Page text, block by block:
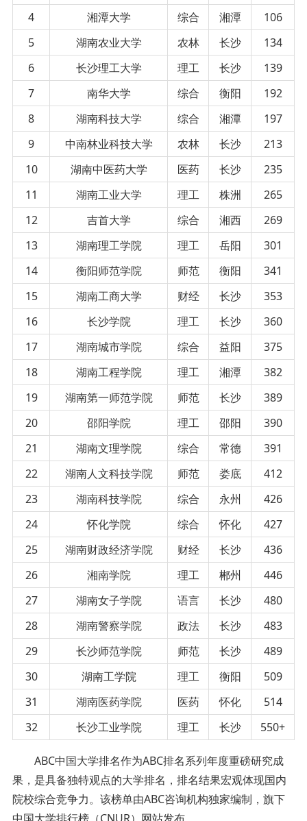
4
湘潭大学 综合 湘潭
106
5
湖南农业大学 农林 长沙
134
6
长沙理工大学 理工 长沙
139
7
南华大学 综合 衡阳
192
8
湖南科技大学 综合 湘潭
197
9
中南林业科技大学 农林 长沙
213
10
湖南中医药大学 医药 长沙
235
11
湖南工业大学 理工 株洲
265
12
吉首大学 综合 湘西
269
13
湖南理工学院 理工 岳阳
301
14
衡阳师范学院 师范 衡阳
341
15
湖南工商大学 财经 长沙
353
16
长沙学院 理工 长沙
360
17
湖南城市学院 综合 益阳
375
18
湖南工程学院 理工 湘潭
382
19
湖南第一师范学院 师范 长沙
389
20
邵阳学院 理工 邵阳
390
21
湖南文理学院 综合 常德
391
22
湖南人文科技学院 师范 娄底
412
23
湖南科技学院 综合 永州
426
24
怀化学院 综合 怀化
427
25
湖南财政经济学院 财经 长沙
436
26
湘南学院 理工 郴州
446
27
湖南女子学院 语言 长沙
480
28
湖南警察学院 政法 长沙
483
29
长沙师范学院 师范 长沙
489
30
湖南工学院 理工 衡阳
509
31
湖南医药学院 医药 怀化
514
32
长沙工业学院 理工 长沙 550+
ABC中国大学排名作为ABC排名系列年度重磅研究成
果，是具备独特观点的大学排名，排名结果宏观体现国内
院校综合竞争力。该榜单由ABC咨询机构独家编制，旗下